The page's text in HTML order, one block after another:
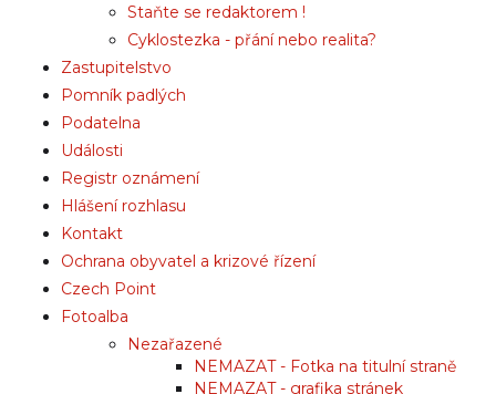
Staňte se redaktorem !
Cyklostezka - přání nebo realita?
Zastupitelstvo
Pomník padlých
Podatelna
Události
Registr oznámení
Hlášení rozhlasu
Kontakt
Ochrana obyvatel a krizové řízení
Czech Point
Fotoalba
Nezařazené
NEMAZAT - Fotka na titulní straně
NEMAZAT - grafika stránek